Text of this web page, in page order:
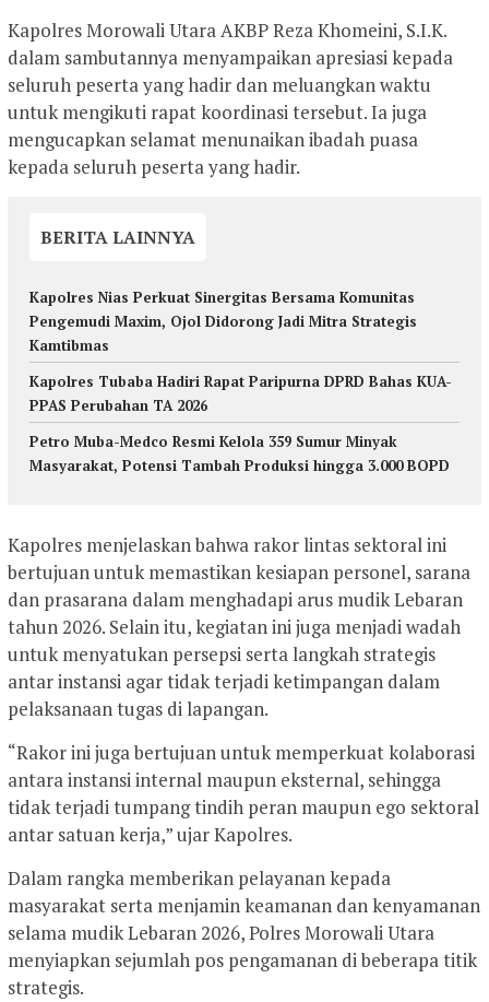
Kapolres Morowali Utara AKBP Reza Khomeini, S.I.K.
dalam sambutannya menyampaikan apresiasi kepada
seluruh peserta yang hadir dan meluangkan waktu
untuk mengikuti rapat koordinasi tersebut. Ia juga
mengucapkan selamat menunaikan ibadah puasa
kepada seluruh peserta yang hadir.
BERITA LAINNYA
Kapolres Nias Perkuat Sinergitas Bersama Komunitas
Pengemudi Maxim, Ojol Didorong Jadi Mitra Strategis
Kamtibmas
Kapolres Tubaba Hadiri Rapat Paripurna DPRD Bahas KUA-
PPAS Perubahan TA 2026
Petro Muba-Medco Resmi Kelola 359 Sumur Minyak
Masyarakat, Potensi Tambah Produksi hingga 3.000 BOPD
Kapolres menjelaskan bahwa rakor lintas sektoral ini
bertujuan untuk memastikan kesiapan personel, sarana
dan prasarana dalam menghadapi arus mudik Lebaran
tahun 2026. Selain itu, kegiatan ini juga menjadi wadah
untuk menyatukan persepsi serta langkah strategis
antar instansi agar tidak terjadi ketimpangan dalam
pelaksanaan tugas di lapangan.
“Rakor ini juga bertujuan untuk memperkuat kolaborasi
antara instansi internal maupun eksternal, sehingga
tidak terjadi tumpang tindih peran maupun ego sektoral
antar satuan kerja,” ujar Kapolres.
Dalam rangka memberikan pelayanan kepada
masyarakat serta menjamin keamanan dan kenyamanan
selama mudik Lebaran 2026, Polres Morowali Utara
menyiapkan sejumlah pos pengamanan di beberapa titik
strategis.